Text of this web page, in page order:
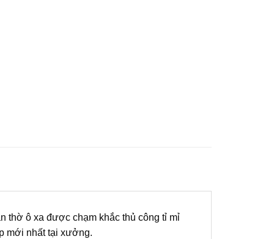
thờ ô xa được chạm khắc thủ công tỉ mỉ
mới nhất tại xưởng.